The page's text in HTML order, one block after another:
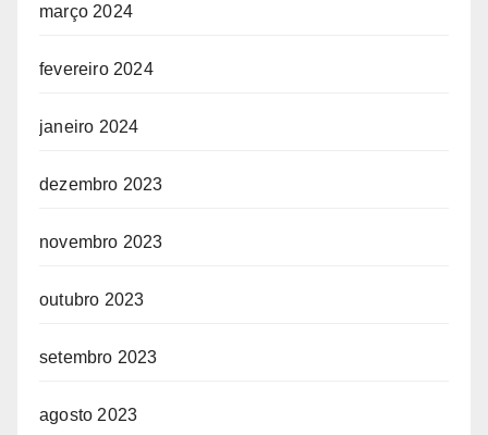
março 2024
fevereiro 2024
janeiro 2024
dezembro 2023
novembro 2023
outubro 2023
setembro 2023
agosto 2023